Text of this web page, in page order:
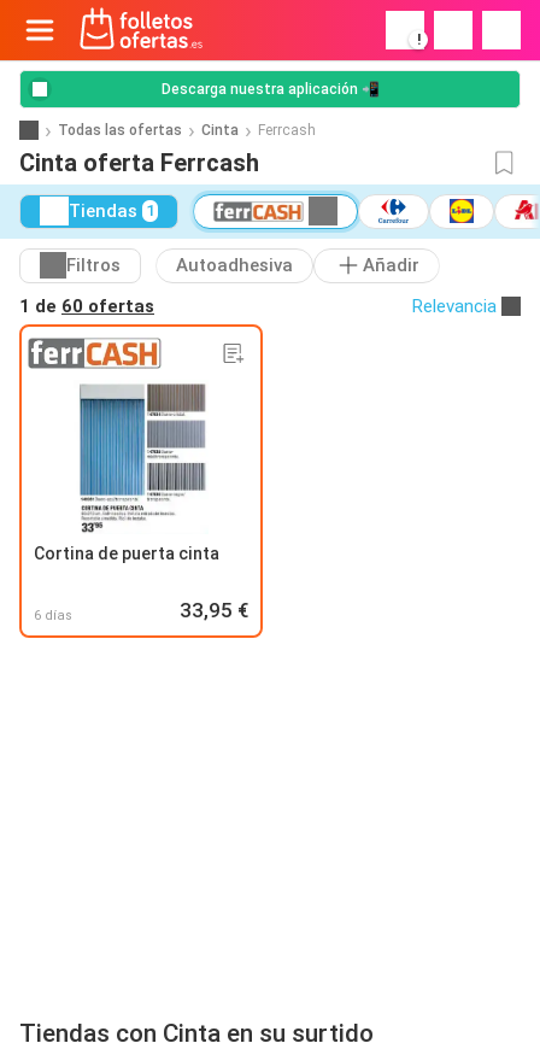
!
Descarga nuestra aplicación 📲
Todas las ofertas Cinta Ferrcash
Cinta oferta Ferrcash
Tiendas 1
Filtros Autoadhesiva
Añadir
1 de 60 ofertas Relevancia
Cortina de puerta cinta
6 días 33,95 €
Tiendas con Cinta en su surtido